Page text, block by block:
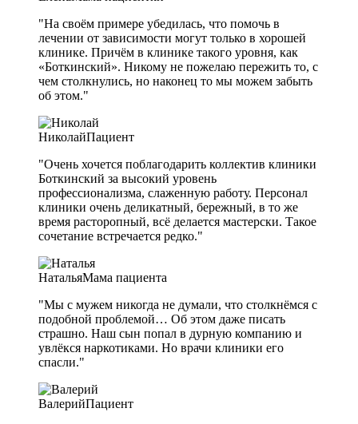
"На своём примере убедилась, что помочь в
лечении от зависимости могут только в хорошей
клинике. Причём в клинике такого уровня, как
«Боткинский». Никому не пожелаю пережить то, с
чем столкнулись, но наконец то мы можем забыть
об этом."
НиколайПациент
"Очень хочется поблагодарить коллектив клиники
Боткинский за высокий уровень
профессионализма, слаженную работу. Персонал
клиники очень деликатный, бережный, в то же
время расторопный, всё делается мастерски. Такое
сочетание встречается редко."
НатальяМама пациента
"Мы с мужем никогда не думали, что столкнёмся с
подобной проблемой… Об этом даже писать
страшно. Наш сын попал в дурную компанию и
увлёкся наркотиками. Но врачи клиники его
спасли."
ВалерийПациент